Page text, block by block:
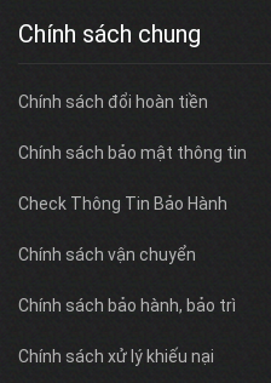
Chính sách chung
Chính sách đổi hoàn tiền
Chính sách bảo mật thông tin
Check Thông Tin Bảo Hành
Chính sách vận chuyển
Chính sách bảo hành, bảo trì
Chính sách xử lý khiếu nại